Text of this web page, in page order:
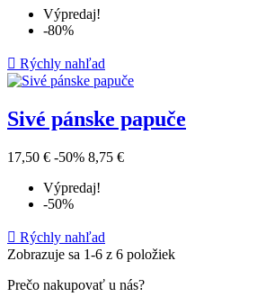
Výpredaj!
-80%
 Rýchly nahľad
Sivé pánske papuče
17,50 € -50% 8,75 €
Výpredaj!
-50%
 Rýchly nahľad
Zobrazuje sa 1-6 z 6 položiek
Prečo nakupovať u nás?